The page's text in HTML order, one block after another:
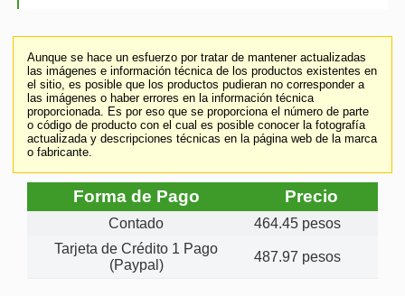
Aunque se hace un esfuerzo por tratar de mantener actualizadas
las imágenes e información técnica de los productos existentes en
el sitio, es posible que los productos pudieran no corresponder a
las imágenes o haber errores en la información técnica
proporcionada. Es por eso que se proporciona el número de parte
o código de producto con el cual es posible conocer la fotografía
actualizada y descripciones técnicas en la página web de la marca
o fabricante.
Forma de Pago Precio
Contado
464.45 pesos
Tarjeta de Crédito 1 Pago
(Paypal)
487.97 pesos